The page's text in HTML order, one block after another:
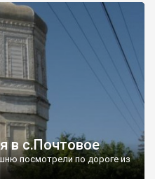
в с.Почтовое
посмотрели по дороге из